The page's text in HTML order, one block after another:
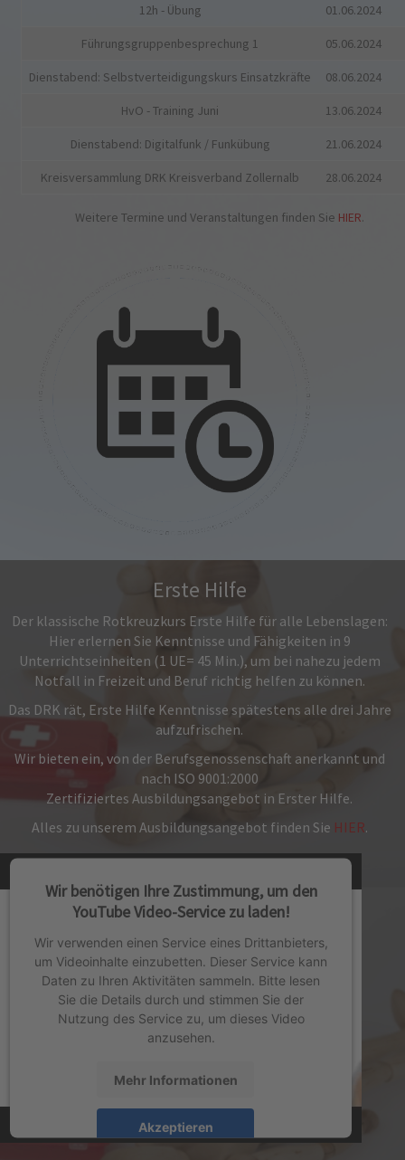
12h - Übung 01.06.2024
Führungsgruppenbesprechung 1 05.06.2024
Dienstabend: Selbstverteidigungskurs Einsatzkräfte 08.06.2024
HvO - Training Juni 13.06.2024
Dienstabend: Digitalfunk / Funkübung 21.06.2024
Kreisversammlung DRK Kreisverband Zollernalb 28.06.2024
Weitere Termine und Veranstaltungen finden Sie HIER.
Erste Hilfe
Der klassische Rotkreuzkurs Erste Hilfe für alle Lebenslagen:
Hier erlernen Sie Kenntnisse und Fähigkeiten in 9
Unterrichtseinheiten (1 UE= 45 Min.), um bei nahezu jedem
Notfall in Freizeit und Beruf richtig helfen zu können.
Das DRK rät, Erste Hilfe Kenntnisse spätestens alle drei Jahre
aufzufrischen.
Wir bieten ein, von der Berufsgenossenschaft anerkannt und
nach ISO 9001:2000
Zertifiziertes Ausbildungsangebot in Erster Hilfe.
Alles zu unserem Ausbildungsangebot finden Sie HIER.
Wir benötigen Ihre Zustimmung, um den
YouTube Video-Service zu laden!
Wir verwenden einen Service eines Drittanbieters,
um Videoinhalte einzubetten. Dieser Service kann
Daten zu Ihren Aktivitäten sammeln. Bitte lesen
Sie die Details durch und stimmen Sie der
Nutzung des Service zu, um dieses Video
anzusehen.
Mehr Informationen
Akzeptieren